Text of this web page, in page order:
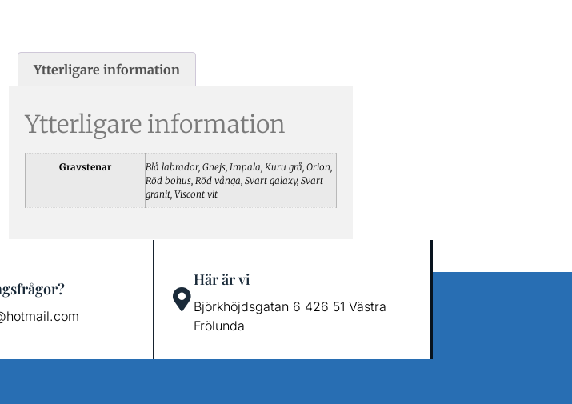
Ytterligare information
Ytterligare information
Gravstenar
Blå labrador, Gnejs, Impala, Kuru grå, Orion,
Röd bohus, Röd vånga, Svart galaxy, Svart
granit, Viscont vit
Här är vi
Björkhöjdsgatan 6 426 51 Västra
Frölunda